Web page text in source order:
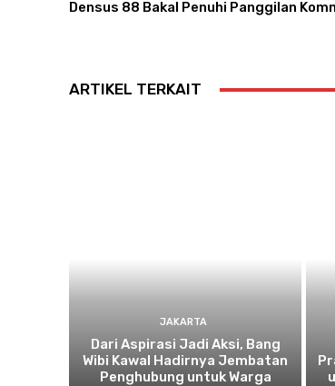
Densus 88 Bakal Penuhi Panggilan
ARTIKEL TERKAIT
JAKARTA
Dari Aspirasi Jadi Aksi, Bang
Wibi Kawal Hadirnya Jembatan
Penghubung untuk Warga